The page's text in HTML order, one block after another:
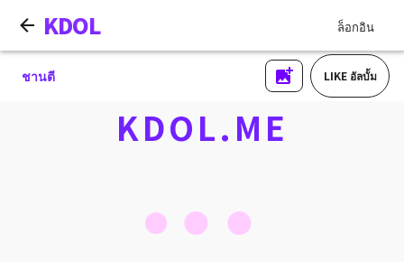
KDOL ล็อกอิน
ชานตี LIKE อัลบั้ม
KDOL.ME